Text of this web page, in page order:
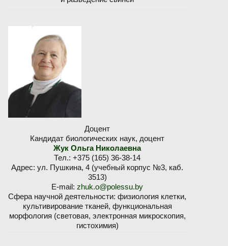
Доцент
Кандидат биологических наук, доцент
Жук Ольга Николаевна
Тел.: +375 (165) 36-38-14
Адрес: ул. Пушкина, 4 (учебный корпус №3, каб.
3513)
E-mail: zhuk.o@polessu.by
Сфера научной деятельности: физиология клетки,
культивирование тканей, функциональная
морфология (световая, электронная микроскопия,
гистохимия)